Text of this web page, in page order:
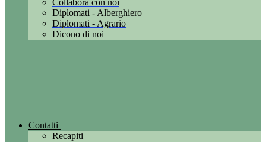
Collabora con noi
Diplomati - Alberghiero
Diplomati - Agrario
Dicono di noi
Contatti
Recapiti